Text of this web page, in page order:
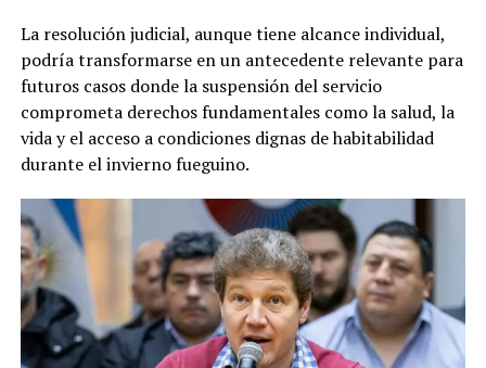
La resolución judicial, aunque tiene alcance individual,
podría transformarse en un antecedente relevante para
futuros casos donde la suspensión del servicio
comprometa derechos fundamentales como la salud, la
vida y el acceso a condiciones dignas de habitabilidad
durante el invierno fueguino.